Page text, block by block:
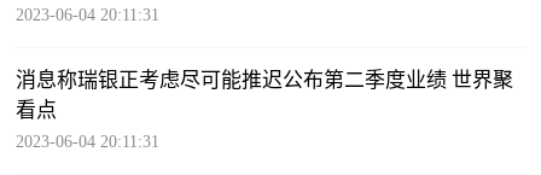
2023-06-04 20:11:31
消息称瑞银正考虑尽可能推迟公布第二季度业绩 世界聚
看点
2023-06-04 20:11:31